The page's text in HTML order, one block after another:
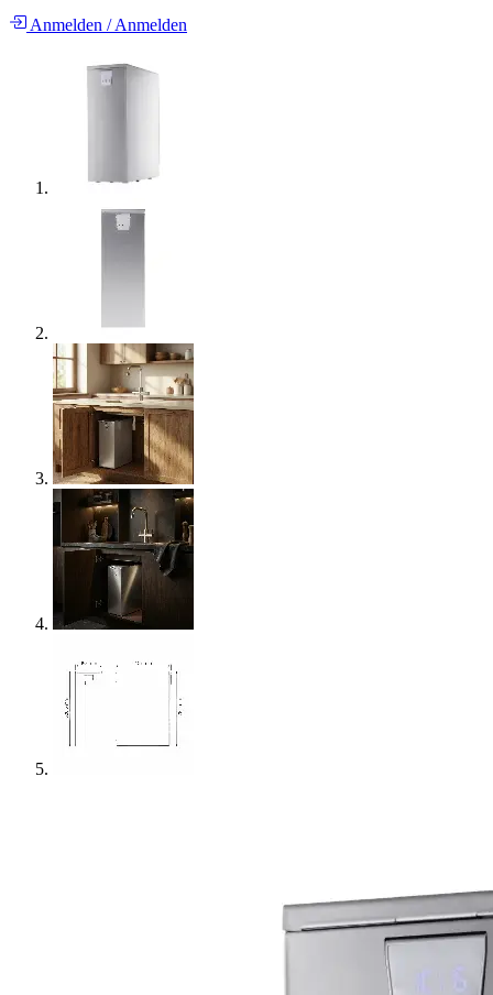
Anmelden /Anmelden